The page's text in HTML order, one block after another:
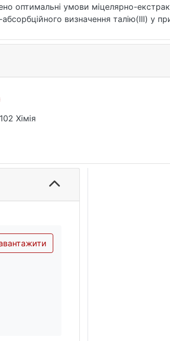
оптимальні умови міцелярно-
визначення талію(III) у
Хімія